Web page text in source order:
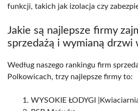
funkcji, takich jak izolacja czy
Jakie są najlepsze firmy
sprzedażą i wymianą drzwi
Według naszego rankingu firm
Polkowicach, trzy najlepsze firmy to:
WYSOKIE ŁODYGI